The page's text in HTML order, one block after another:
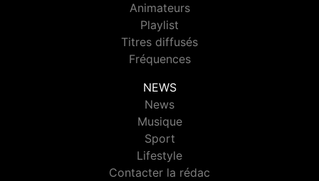
Animateurs
Playlist
Titres diffusés
Fréquences
NEWS
News
Musique
Sport
Lifestyle
Contacter la rédac